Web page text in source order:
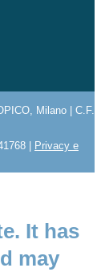
Milano | C.F.
| Privacy e
It has
may